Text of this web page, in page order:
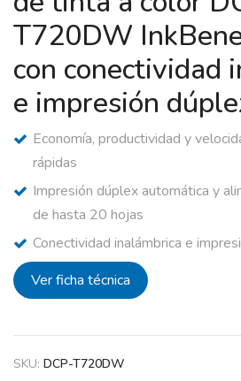
T720DW
con conectividad
e impresión
Economía, productividad y
rápidas
Impresión dúplex automática y
de hasta 20 hojas
Conectividad inalámbrica e
Ver ficha técnica
SKU: DCP-T720DW